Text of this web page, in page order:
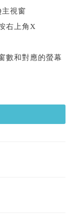
視窗
右上角X
數和對應的螢幕